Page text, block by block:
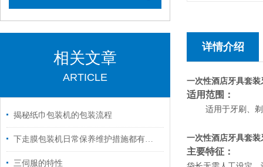
相关文章
ARTICLE
揭秘纸巾包装机的包装流程
下走膜包装机日常保养维护措施都有什么？
三伺服的特性
详情介绍
一次性酒店牙具套
适用范围：
适用于牙刷、
一次性酒店牙具套
主要特征：